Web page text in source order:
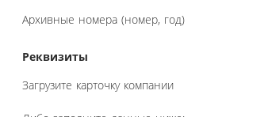
Архивные номера (номер, год)
Реквизиты
Загрузите карточку компании